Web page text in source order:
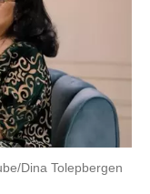
Dina Tolepbergen